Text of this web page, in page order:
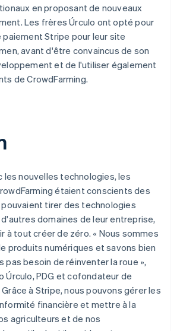
en proposant de nouveaux
Les frères Úrculo ont opté pour
Stripe pour leur site
avant d'être convaincus de son
et de l'utiliser également
de CrowdFarming.
les nouvelles technologies, les
étaient conscients des
tirer des technologies
domaines de leur entreprise,
à tout créer de zéro. « Nous sommes
produits numériques et savons bien
pas besoin de réinventer la roue »,
Úrculo, PDG et cofondateur de
Grâce à Stripe, nous pouvons gérer les
financière et mettre à la
agriculteurs et de nos